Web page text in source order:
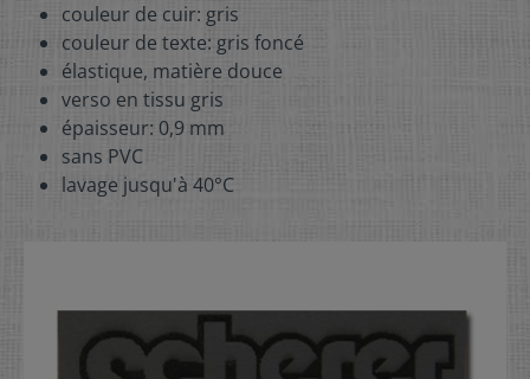
couleur de cuir: gris
couleur de texte: gris foncé
élastique, matière douce
verso en tissu gris
épaisseur: 0,9 mm
sans PVC
lavage jusqu'à 40°C